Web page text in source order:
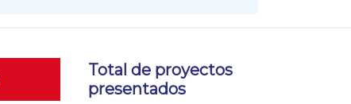
Total de proyectos
presentados